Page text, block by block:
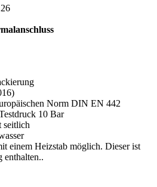
Norm DIN EN 442
10 Bar
seitlich
einem Heizstab möglich. Dieser ist
enthalten..